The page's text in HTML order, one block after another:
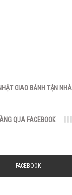
GIAO BÁNH TẬN NHÀ
QUA FACEBOOK
FACEBOOK